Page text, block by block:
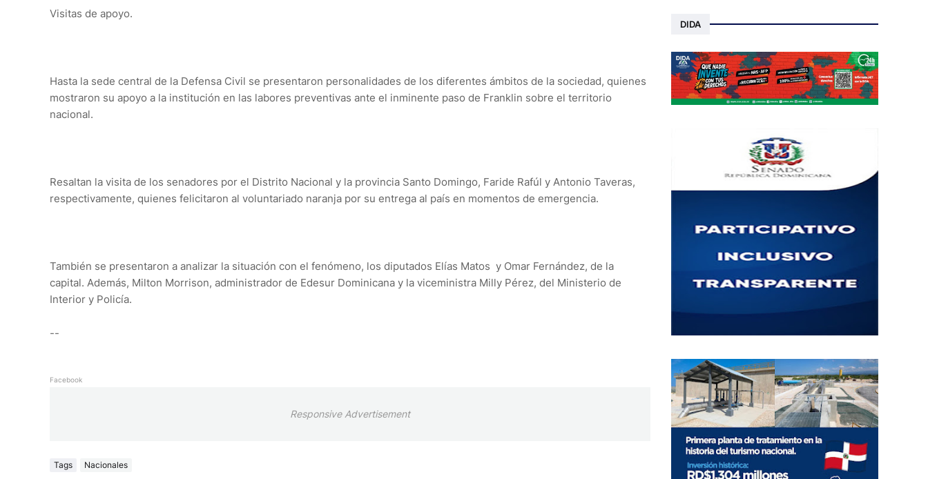
Visitas de apoyo.
Hasta la sede central de la Defensa Civil se presentaron personalidades de los diferentes ámbitos de la sociedad, quienes
mostraron su apoyo a la institución en las labores preventivas ante el inminente paso de Franklin sobre el territorio
nacional.
Resaltan la visita de los senadores por el Distrito Nacional y la provincia Santo Domingo, Faride Rafúl y Antonio Taveras,
respectivamente, quienes felicitaron al voluntariado naranja por su entrega al país en momentos de emergencia.
También se presentaron a analizar la situación con el fenómeno, los diputados Elías Matos y Omar Fernández, de la
capital. Además, Milton Morrison, administrador de Edesur Dominicana y la viceministra Milly Pérez, del Ministerio de
Interior y Policía.
--
Facebook
Responsive Advertisement
Tags Nacionales
DIDA